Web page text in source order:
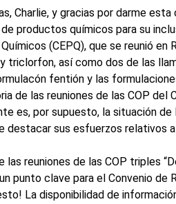
Charlie, y gracias por darme
productos químicos para su
(CEPQ), que se reunió
triclorfon, así como dos de las
fentión y las
de las reuniones de las COP
es, por supuesto, la situación
destacar sus esfuerzos relativos
las reuniones de las COP triples
punto clave para el Convenio de
La disponibilidad de